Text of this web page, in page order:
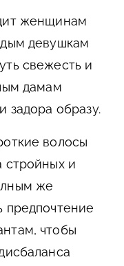
женщинам
девушкам
свежесть и
дамам
задора образу.
волосы
стройных и
же
предпочтение
чтобы